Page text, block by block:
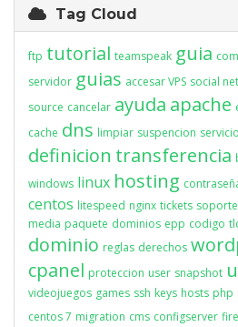
Tag Cloud
ftp tutorial teamspeak guia
servidor guias accesar VPS social
source cancelar ayuda apache
cache dns limpiar suspencion servicio
definicion transferencia
windows linux hosting
centos litespeed nginx tickets soporte
media paquete dominios epp codigo
dominio reglas derechos
cpanel proteccion user snapshot
videojuegos games ssh keys hosts php
centos 7 migration cms configserver